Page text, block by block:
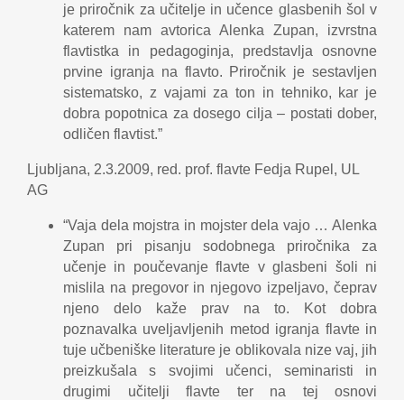
je priročnik za učitelje in učence glasbenih šol v
katerem nam avtorica Alenka Zupan, izvrstna
flavtistka in pedagoginja, predstavlja osnovne
prvine igranja na flavto. Priročnik je sestavljen
sistematsko, z vajami za ton in tehniko, kar je
dobra popotnica za dosego cilja – postati dober,
odličen flavtist.”
Ljubljana, 2.3.2009, red. prof. flavte Fedja Rupel, UL
AG
“Vaja dela mojstra in mojster dela vajo … Alenka
Zupan pri pisanju sodobnega priročnika za
učenje in poučevanje flavte v glasbeni šoli ni
mislila na pregovor in njegovo izpeljavo, čeprav
njeno delo kaže prav na to. Kot dobra
poznavalka uveljavljenih metod igranja flavte in
tuje učbeniške literature je oblikovala nize vaj, jih
preizkušala s svojimi učenci, seminaristi in
drugimi učitelji flavte ter na tej osnovi